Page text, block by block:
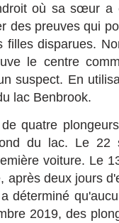
où sa sœur a
des preuves qui
filles disparues.
le centre
suspect. En
lac Benbrook.
quatre
du lac. Le 22
voiture. Le
après deux jours
déterminé
2019, des